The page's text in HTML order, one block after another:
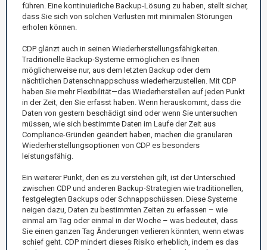
führen. Eine kontinuierliche Backup-Lösung zu haben, stellt sicher,
dass Sie sich von solchen Verlusten mit minimalen Störungen
erholen können.
CDP glänzt auch in seinen Wiederherstellungsfähigkeiten.
Traditionelle Backup-Systeme ermöglichen es Ihnen
möglicherweise nur, aus dem letzten Backup oder dem
nächtlichen Datenschnappschuss wiederherzustellen. Mit CDP
haben Sie mehr Flexibilität—das Wiederherstellen auf jeden Punkt
in der Zeit, den Sie erfasst haben. Wenn herauskommt, dass die
Daten von gestern beschädigt sind oder wenn Sie untersuchen
müssen, wie sich bestimmte Daten im Laufe der Zeit aus
Compliance-Gründen geändert haben, machen die granularen
Wiederherstellungsoptionen von CDP es besonders
leistungsfähig.
Ein weiterer Punkt, den es zu verstehen gilt, ist der Unterschied
zwischen CDP und anderen Backup-Strategien wie traditionellen,
festgelegten Backups oder Schnappschüssen. Diese Systeme
neigen dazu, Daten zu bestimmten Zeiten zu erfassen – wie
einmal am Tag oder einmal in der Woche – was bedeutet, dass
Sie einen ganzen Tag Änderungen verlieren könnten, wenn etwas
schief geht. CDP mindert dieses Risiko erheblich, indem es das